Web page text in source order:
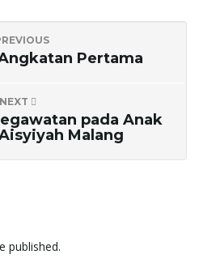
Pertama
NEXT
pada Anak
Malang
published.